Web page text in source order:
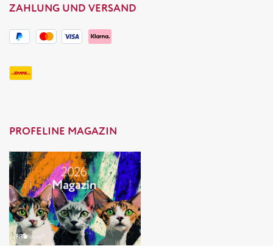
ZAHLUNG UND VERSAND
PROFELINE MAGAZIN